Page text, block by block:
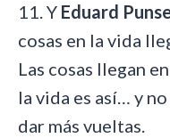
11. Y Eduard
cosas en la vida
Las cosas llegan
la vida es así… y
dar más vueltas.